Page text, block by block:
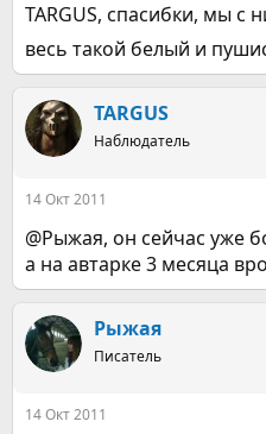
TARGUS, спасибки, мы с
весь такой белый и
TARGUS
Наблюдатель
14 Окт 2011
@Рыжая, он сейчас уже
а на автарке 3 месяца
Рыжая
Писатель
14 Окт 2011